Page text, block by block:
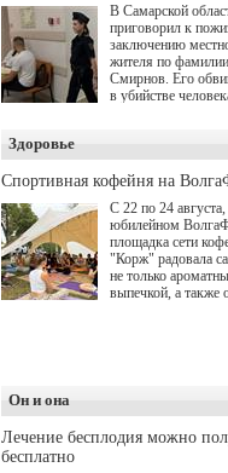
В Самарской
приговорил к
заключению
жителя по фамилии
Смирнов. Его
в убийстве
Здоровье
Спортивная кофейня на
С 22 по 24 августа,
юбилейном
площадка сети
"Корж" радовала
не только
выпечкой, а также
Он и она
Лечение бесплодия можно
бесплатно